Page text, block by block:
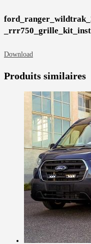
Download
Produits similaires